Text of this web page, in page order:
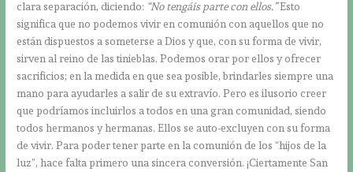
clara separación, diciendo: “No tengáis parte con ellos.”Esto
significa que no podemos vivir en comunión con aquellos que no
están dispuestos a someterse a Dios y que, con su forma de vivir,
sirven al reino de las tinieblas. Podemos orar por ellos y ofrecer
sacrificios; en la medida en que sea posible, brindarles siempre una
mano para ayudarles a salir de su extravío. Pero es ilusorio creer
que podríamos incluirlos a todos en una gran comunidad, siendo
todos hermanos y hermanas. Ellos se auto-excluyen con su forma
de vivir. Para poder tener parte en la comunión de los “hijos de la
luz”, hace falta primero una sincera conversión. ¡Ciertamente San